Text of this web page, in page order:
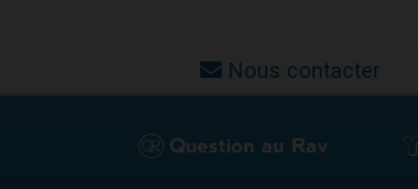
Nous contacter